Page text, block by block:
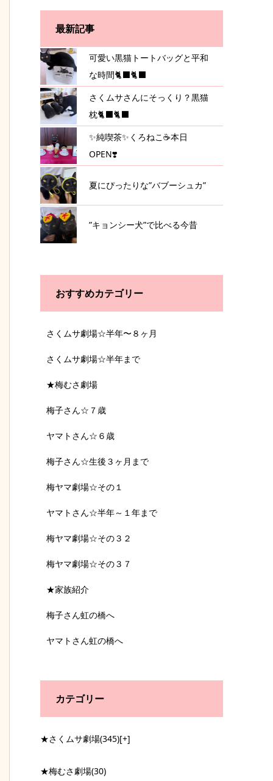
最新記事
可愛い黒猫トートバッグと平和
な時間🐈‍⬛🐈‍⬛
さくムサさんにそっくり？黒猫
枕🐈‍⬛🐈‍⬛
✨純喫茶✨くろねこ☕️本日
OPEN❣️
夏にぴったりな”バブーシュカ”
”キョンシー犬”で比べる今昔
おすすめカテゴリー
さくムサ劇場☆半年〜８ヶ月
さくムサ劇場☆半年まで
★梅むさ劇場
梅子さん☆７歳
ヤマトさん☆６歳
梅子さん☆生後３ヶ月まで
梅ヤマ劇場☆その１
ヤマトさん☆半年～１年まで
梅ヤマ劇場☆その３２
梅ヤマ劇場☆その３７
★家族紹介
梅子さん虹の橋へ
ヤマトさん虹の橋へ
カテゴリー
★さくムサ劇場(345)[+]
★梅むさ劇場(30)